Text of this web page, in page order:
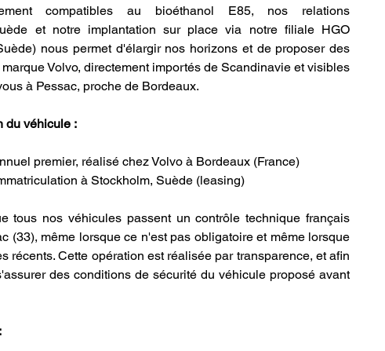
compatibles au bioéthanol E85, nos relations
et notre implantation sur place via notre filiale HGO
nous permet d'élargir nos horizons et de proposer des
Volvo, directement importés de Scandinavie et visibles
à Pessac, proche de Bordeaux.
du véhicule :
premier, réalisé chez Volvo à Bordeaux (France)
à Stockholm, Suède (leasing)
tous nos véhicules passent un contrôle technique français
(33), même lorsque ce n'est pas obligatoire et même lorsque
récents. Cette opération est réalisée par transparence, et afin
des conditions de sécurité du véhicule proposé avant